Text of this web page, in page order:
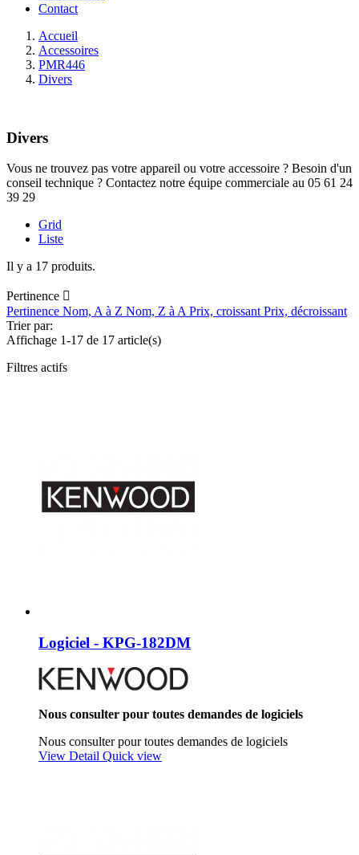
Contact
Accueil
Accessoires
PMR446
Divers
Divers
Vous ne trouvez pas votre appareil ou votre accessoire ? Besoin d'un
conseil technique ? Contactez notre équipe commerciale au 05 61 24
39 29
Grid
Liste
Il y a 17 produits.
Pertinence 
Pertinence Nom, A à Z Nom, Z à APrix, croissantPrix, décroissant
Trier par:
Affichage 1-17 de 17 article(s)
Filtres actifs
Logiciel - KPG-182DM
Nous consulter pour toutes demandes de logiciels
Nous consulter pour toutes demandes de logiciels
View Detail Quick view